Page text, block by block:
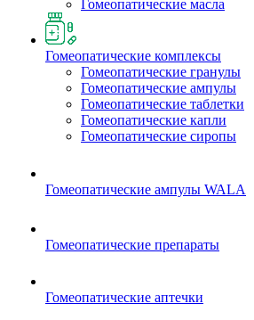
Гомеопатические масла
Гомеопатические комплексы
Гомеопатические гранулы
Гомеопатические ампулы
Гомеопатические таблетки
Гомеопатические капли
Гомеопатические сиропы
Гомеопатические ампулы WALA
Гомеопатические препараты
Гомеопатические аптечки